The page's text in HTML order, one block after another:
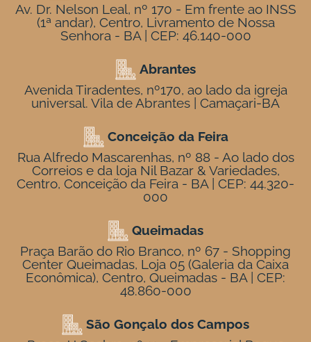
Av. Dr. Nelson Leal, nº 170 - Em frente ao INSS
(1ª andar), Centro, Livramento de Nossa
Senhora - BA | CEP: 46.140-000
Abrantes
Avenida Tiradentes, nº170, ao lado da igreja
universal. Vila de Abrantes | Camaçari-BA
Conceição da Feira
Rua Alfredo Mascarenhas, nº 88 - Ao lado dos
Correios e da loja Nil Bazar & Variedades,
Centro, Conceição da Feira - BA | CEP: 44.320-
000
Queimadas
Praça Barão do Rio Branco, nº 67 - Shopping
Center Queimadas, Loja 05 (Galeria da Caixa
Econômica), Centro, Queimadas - BA | CEP:
48.860-000
São Gonçalo dos Campos